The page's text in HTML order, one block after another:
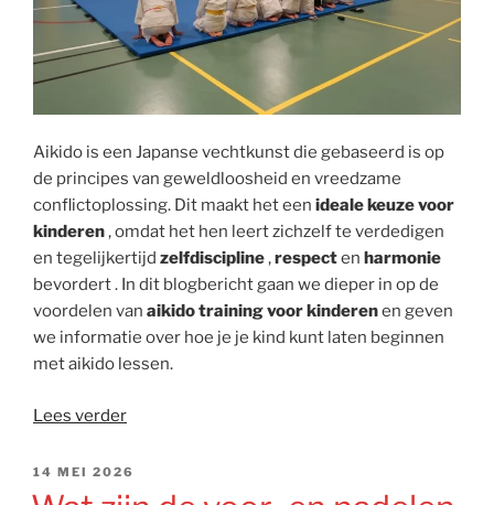
Aikido is een Japanse vechtkunst die gebaseerd is op
de principes van geweldloosheid en vreedzame
conflictoplossing. Dit maakt het een ideale keuze voor
kinderen, omdat het hen leert zichzelf te verdedigen
en tegelijkertijd zelfdiscipline,respecten harmonie
bevordert . In dit blogbericht gaan we dieper in op de
voordelen van aikido training voor kinderenen geven
we informatie over hoe je je kind kunt laten beginnen
met aikido lessen.
Lees verder“Aikido
voor
kinderen
GEPLAATST
14 MEI 2026